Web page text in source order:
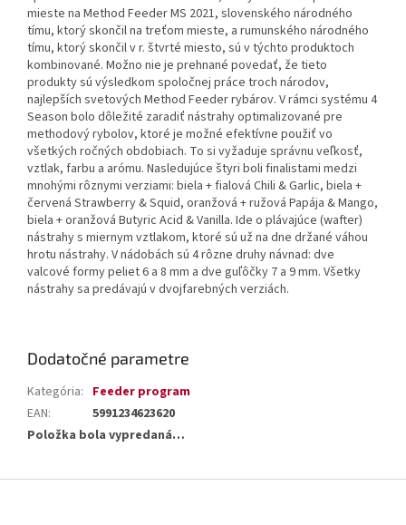
mieste na Method Feeder MS 2021, slovenského národného
tímu, ktorý skončil na treťom mieste, a rumunského národného
tímu, ktorý skončil v r. štvrté miesto, sú v týchto produktoch
kombinované. Možno nie je prehnané povedať, že tieto
produkty sú výsledkom spoločnej práce troch národov,
najlepších svetových Method Feeder rybárov. V rámci systému 4
Season bolo dôležité zaradiť nástrahy optimalizované pre
methodový rybolov, ktoré je možné efektívne použiť vo
všetkých ročných obdobiach. To si vyžaduje správnu veľkosť,
vztlak, farbu a arómu. Nasledujúce štyri boli finalistami medzi
mnohými rôznymi verziami: biela + fialová Chili & Garlic, biela +
červená Strawberry & Squid, oranžová + ružová Papája & Mango,
biela + oranžová Butyric Acid & Vanilla. Ide o plávajúce (wafter)
nástrahy s miernym vztlakom, ktoré sú už na dne držané váhou
hrotu nástrahy. V nádobách sú 4 rôzne druhy návnad: dve
valcové formy peliet 6 a 8 mm a dve guľôčky 7 a 9 mm. Všetky
nástrahy sa predávajú v dvojfarebných verziách.
Dodatočné parametre
Kategória: Feeder program
EAN:
5991234623620
Položka bola vypredaná…